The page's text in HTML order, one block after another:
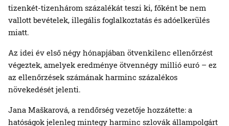
tizenkét-tizenhárom százalékát teszi ki, főként be nem
vallott bevételek, illegális foglalkoztatás és adóelkerülés
miatt.
Az idei év első négy hónapjában ötvenkilenc ellenőrzést
végeztek, amelyek eredménye ötvennégy millió euró – ez
az ellenőrzések számának harminc százalékos
növekedését jelenti.
Jana Maškarová, a rendőrség vezetője hozzátette: a
hatóságok jelenleg mintegy harminc szlovák állampolgárt